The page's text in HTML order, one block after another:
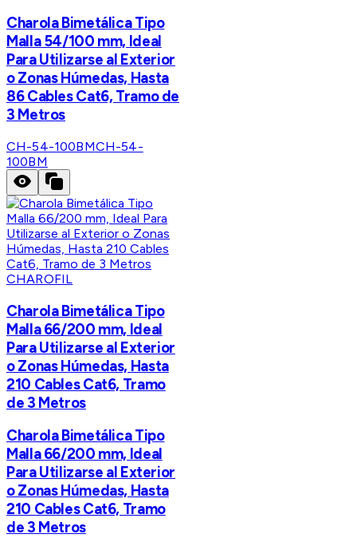
Charola Bimetálica Tipo
Malla 54/100 mm, Ideal
Para Utilizarse al Exterior
o Zonas Húmedas, Hasta
86 Cables Cat6, Tramo de
3 Metros
CH-54-100BMCH-54-
100BM
CHAROFIL
Charola Bimetálica Tipo
Malla 66/200 mm, Ideal
Para Utilizarse al Exterior
o Zonas Húmedas, Hasta
210 Cables Cat6, Tramo
de 3 Metros
Charola Bimetálica Tipo
Malla 66/200 mm, Ideal
Para Utilizarse al Exterior
o Zonas Húmedas, Hasta
210 Cables Cat6, Tramo
de 3 Metros